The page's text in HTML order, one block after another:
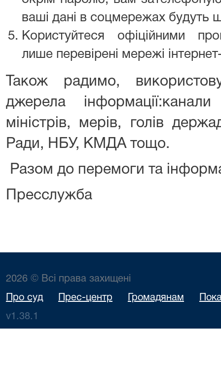
ваші дані в соцмережах будуть
Користуйтеся офіційними
лише перевірені мережі
Також радимо,
джерела
міністрів, мерів, голів
Ради, НБУ, КМДА тощо.
Разом до перемоги та
Пресслужба
2026 © Всі права захищені
Про суд Прес-центр Громадянам
v1.38.1